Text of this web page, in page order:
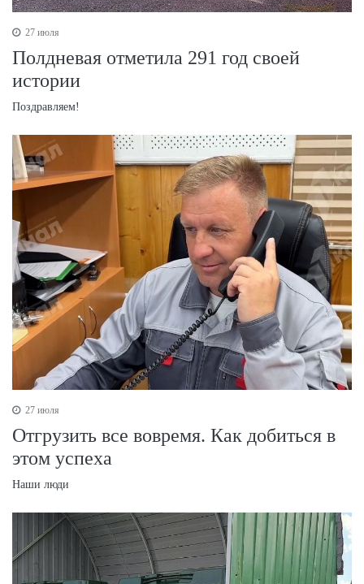
27 июля
Полдневая отметила 291 год своей
истории
Поздравляем!
27 июля
Отгрузить все вовремя. Как добиться в
этом успеха
Наши люди